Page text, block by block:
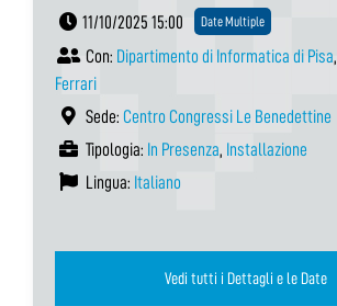
11/10/2025 15:00
Date Multiple
Con: Dipartimento di Informatica di Pisa,
Ferrari
Sede: Centro Congressi Le Benedettine
Tipologia: In Presenza, Installazione
Lingua: Italiano
Vedi tutti i Dettagli e le Date